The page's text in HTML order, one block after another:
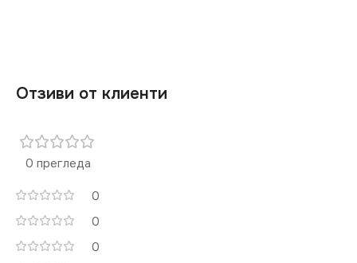
Отзиви от клиенти
0 прегледа
0
0
0